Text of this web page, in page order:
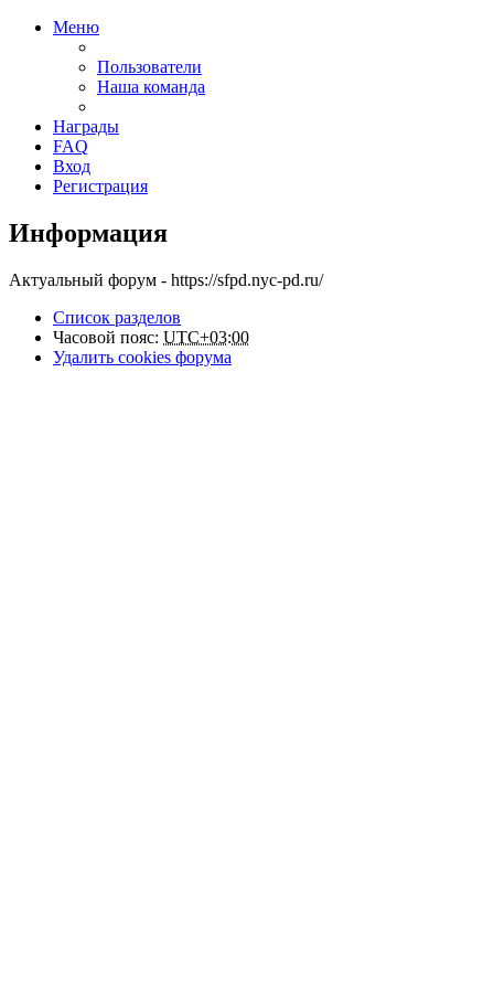
Меню
Пользователи
Наша команда
Награды
FAQ
Вход
Регистрация
Информация
Актуальный форум - https://sfpd.nyc-pd.ru/
Список разделов
Часовой пояс: UTC+03:00
Удалить cookies форума